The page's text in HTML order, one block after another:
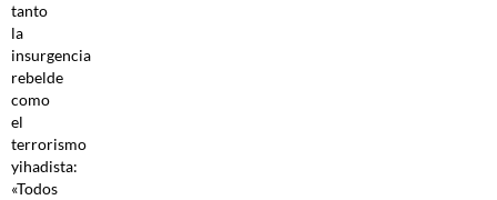
tanto
la
insurgencia
rebelde
como
el
terrorismo
yihadista:
«Todos